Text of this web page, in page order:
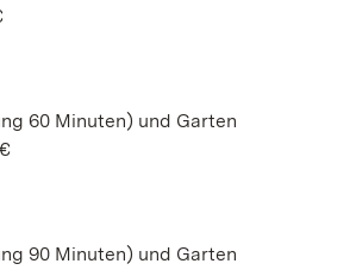
60 Minuten) und Garten
90 Minuten) und Garten